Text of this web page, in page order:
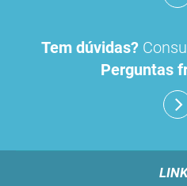
Tem dúvidas?
Perguntas